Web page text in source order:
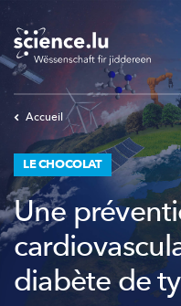
Skip
main
content
Accueil
LE CHOCOLAT
Une
diabète de